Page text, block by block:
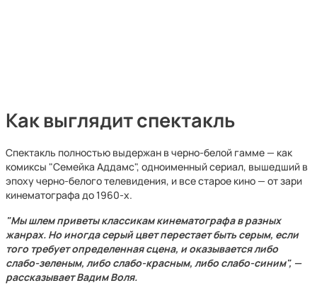
Как выглядит спектакль
Спектакль полностью выдержан в черно-белой гамме — как
комиксы "Семейка Аддамс", одноименный сериал, вышедший в
эпоху черно-белого телевидения, и все старое кино — от зари
кинематографа до 1960-х.
"Мы шлем приветы классикам кинематографа в разных
жанрах. Но иногда серый цвет перестает быть серым, если
того требует определенная сцена, и оказывается либо
слабо-зеленым, либо слабо-красным, либо слабо-синим", —
рассказывает Вадим Воля.